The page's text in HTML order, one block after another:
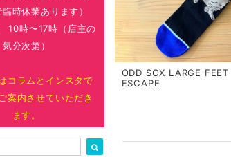
臨時休業あります）
10時〜17時（店主の
気分次第）
コラムとインスタで
案内させていただき
ます。
ODD SOX LARGE
ESCAPE